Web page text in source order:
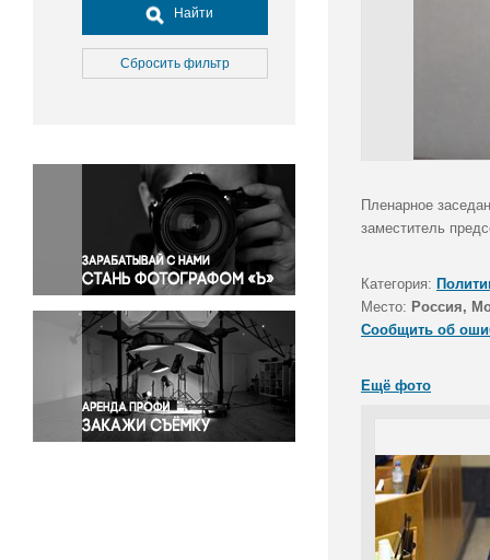
Досуг, туризм и отдых
Культура
Медицина
Окружающая среда
Политика
Правосудие
Происшествия и конфликты
Религия
Светская жизнь
Спорт
Экология
Экономика и бизнес
Найти
Сбросить фильтр
Пленарное
заместитель
Категория:
Место: Россия,
Сообщить об
Ещё фото